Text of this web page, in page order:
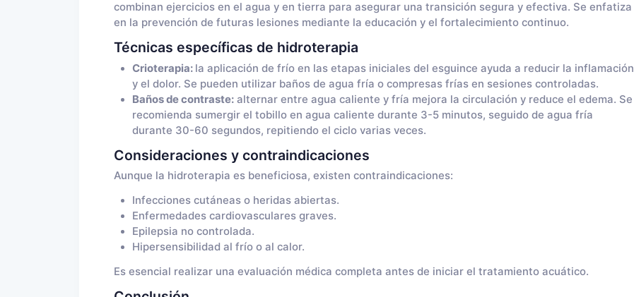
combinan ejercicios en el agua y en tierra para asegurar una transición segura y efectiva. Se enfatiza
en la prevención de futuras lesiones mediante la educación y el fortalecimiento continuo.
Técnicas específicas de hidroterapia
Crioterapia: la aplicación de frío en las etapas iniciales del esguince ayuda a reducir la inflamación
y el dolor. Se pueden utilizar baños de agua fría o compresas frías en sesiones controladas.
Baños de contraste:alternar entre agua caliente y fría mejora la circulación y reduce el edema. Se
recomienda sumergir el tobillo en agua caliente durante 3-5 minutos, seguido de agua fría
durante 30-60 segundos, repitiendo el ciclo varias veces.
Consideraciones y contraindicaciones
Aunque la hidroterapia es beneficiosa, existen contraindicaciones:
Infecciones cutáneas o heridas abiertas.
Enfermedades cardiovasculares graves.
Epilepsia no controlada.
Hipersensibilidad al frío o al calor.
Es esencial realizar una evaluación médica completa antes de iniciar el tratamiento acuático.